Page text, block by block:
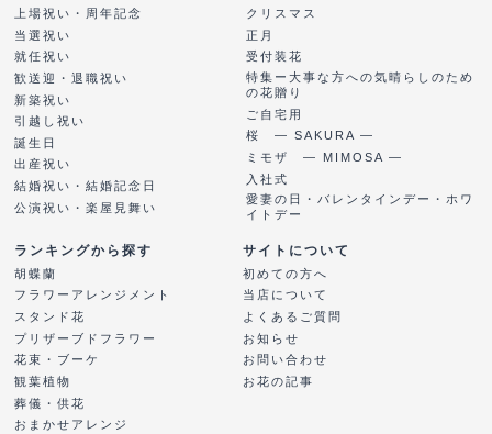
上場祝い・周年記念
当選祝い
就任祝い
歓送迎・退職祝い
新築祝い
引越し祝い
誕生日
出産祝い
結婚祝い・結婚記念日
公演祝い・楽屋見舞い
クリスマス
正月
受付装花
特集ー大事な方への気晴らしのため
の花贈り
ご自宅用
桜 ― SAKURA ―
ミモザ ― MIMOSA ―
入社式
愛妻の日・バレンタインデー・ホワ
イトデー
ランキングから探す
胡蝶蘭
フラワーアレンジメント
スタンド花
プリザーブドフラワー
花束・ブーケ
観葉植物
葬儀・供花
おまかせアレンジ
サイトについて
初めての方へ
当店について
よくあるご質問
お知らせ
お問い合わせ
お花の記事